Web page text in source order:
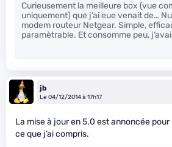
Curieusement la meilleure box (vue
uniquement) que j’ai eue venait de…
modem routeur Netgear. Simple,
paramètrable. Et consomme peu,
jb
Le 04/12/2014 à 17h17
La mise à jour en 5.0 est annoncée pour
ce que j’ai compris.